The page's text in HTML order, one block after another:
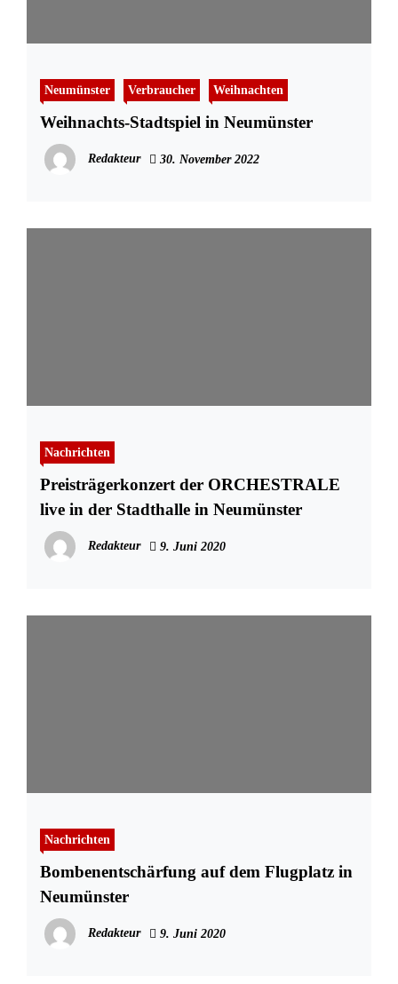
Neumünster Verbraucher Weihnachten
Weihnachts-Stadtspiel in Neumünster
Redakteur 30. November 2022
Nachrichten
Preisträgerkonzert der ORCHESTRALE
live in der Stadthalle in Neumünster
Redakteur 9. Juni 2020
Nachrichten
Bombenentschärfung auf dem Flugplatz in
Neumünster
Redakteur 9. Juni 2020